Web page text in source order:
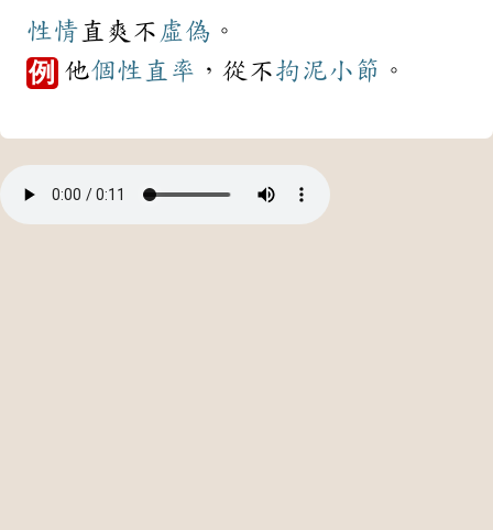
性情 直爽不 虛偽 。
例 他個性 直率 ，從不拘泥小節 。